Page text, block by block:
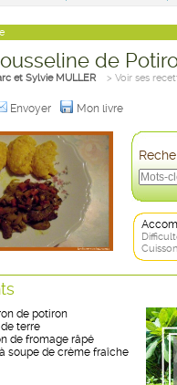
de
et Sylvie MULLER > Voir ses
Envoyer Mon livre
de potiron
terre
de fromage râpé
soupe de crème fraîche